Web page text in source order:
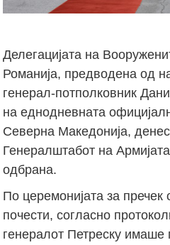
Делегацијата на
Романија, предводена од
генерал-потполковник
на еднодневната
Северна Македонија,
Генералштабот на
одбрана.
По церемонијата за пречек
почести, согласно
генералот Петреску имаше